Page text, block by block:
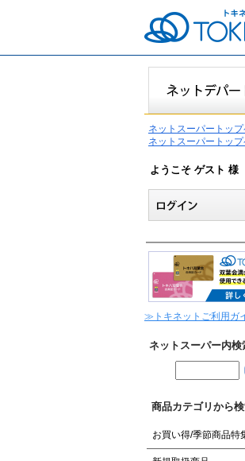
ネットスーパートッ
ネットスーパートッ
ようこそ ゲスト 様
≫トキネットご利用ガ
ネットスーパー内検
商品カテゴリから
お買い得/季節商品特